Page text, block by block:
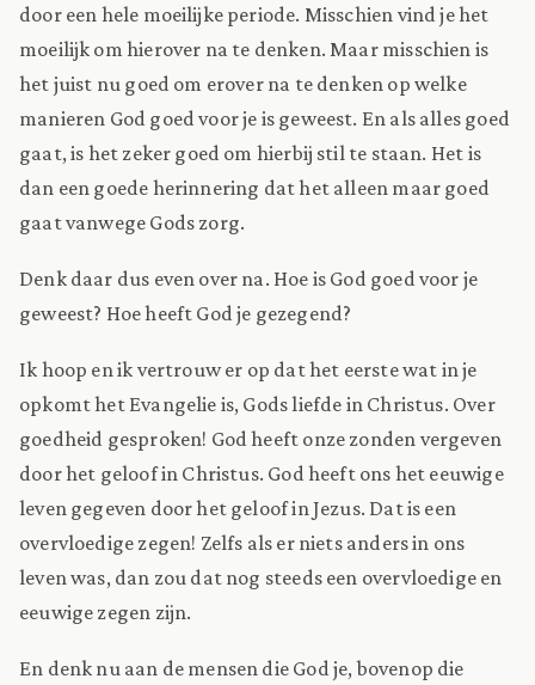
door een hele moeilijke periode. Misschien vind je het
moeilijk om hierover na te denken. Maar misschien is
het juist nu goed om erover na te denken op welke
manieren God goed voor je is geweest. En als alles goed
gaat, is het zeker goed om hierbij stil te staan. Het is
dan een goede herinnering dat het alleen maar goed
gaat vanwege Gods zorg.
Denk daar dus even over na. Hoe is God goed voor je
geweest? Hoe heeft God je gezegend?
Ik hoop en ik vertrouw er op dat het eerste wat in je
opkomt het Evangelie is, Gods liefde in Christus. Over
goedheid gesproken! God heeft onze zonden vergeven
door het geloof in Christus. God heeft ons het eeuwige
leven gegeven door het geloof in Jezus. Dat is een
overvloedige zegen! Zelfs als er niets anders in ons
leven was, dan zou dat nog steeds een overvloedige en
eeuwige zegen zijn.
En denk nu aan de mensen die God je, bovenop die